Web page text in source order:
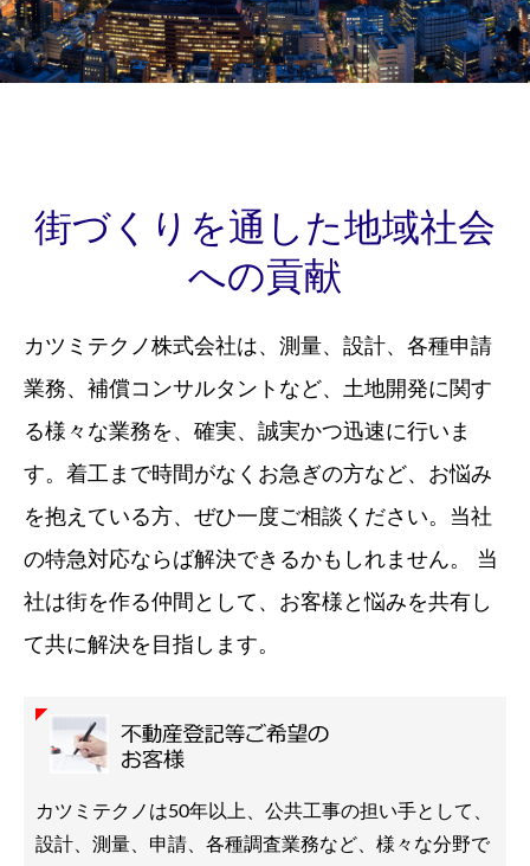
街づくりを通した地域社会
への貢献
カツミテクノ株式会社は、測量、設計、各種申請
業務、補償コンサルタントなど、土地開発に関す
る様々な業務を、確実、誠実かつ迅速に行いま
す。着工まで時間がなくお急ぎの方など、お悩み
を抱えている方、ぜひ一度ご相談ください。当社
の特急対応ならば解決できるかもしれません。 当
社は街を作る仲間として、お客様と悩みを共有し
て共に解決を目指します。
カツミテクノは50年以上、公共工事の担い手として、
設計、測量、申請、各種調査業務など、様々な分野で